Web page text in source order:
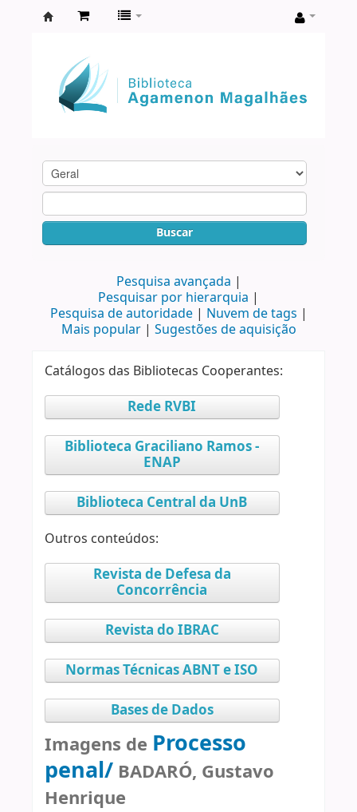
Agamenon
Magalhães
Buscar
Pesquisa avançada
Pesquisar por hierarquia
Pesquisa de autoridade
Nuvem de tags
Mais popular
Sugestões de aquisição
Catálogos das Bibliotecas Cooperantes:
Rede RVBI
Biblioteca Graciliano Ramos -
ENAP
Biblioteca Central da UnB
Outros conteúdos:
Revista de Defesa da
Concorrência
Revista do IBRAC
Normas Técnicas ABNT e ISO
Bases de Dados
Imagens de Processo
penal/ BADARÓ, Gustavo
Henrique